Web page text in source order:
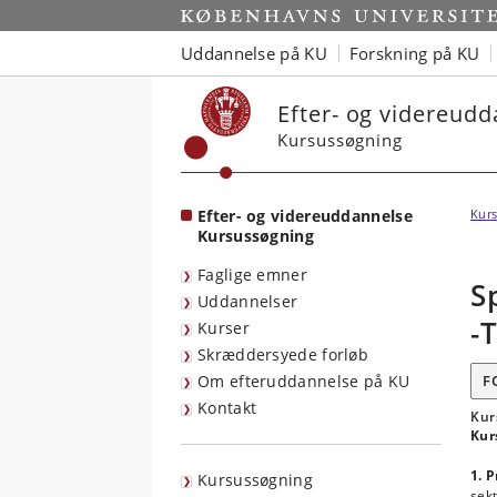
Start
Uddannelse på KU Forskning på KU
Efter- og
Kursussøgning
Efter- og videreuddannelse
Kursussøgning
Faglige emner
Uddannelser
Kurser
Skræddersyede forløb
Om efteruddannelse på KU
Kontakt
Kursussøgning
-
1.